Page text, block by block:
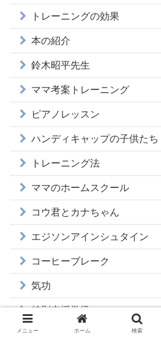
トレーニングの効果
本の紹介
鈴木昭平先生
ママ考案トレーニング
ピアノレッスン
ハンディキャップの子供たち
トレーニング法
ママのホームスクール
コウ君とカナちゃん
エジソンアインシュタイン
コーヒーブレーク
気功
特別支援学級
脳への考察
メニュー ホーム 検索